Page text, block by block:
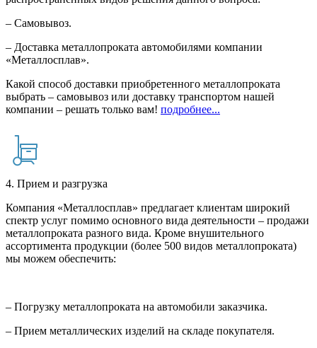
– Самовывоз.
– Доставка металлопроката автомобилями компании
«Металлосплав».
Какой способ доставки приобретенного металлопроката
выбрать – самовывоз или доставку транспортом нашей
компании – решать только вам! подробнее...
4. Прием и разгрузка
Компания «Металлосплав» предлагает клиентам широкий
спектр услуг помимо основного вида деятельности – продажи
металлопроката разного вида. Кроме внушительного
ассортимента продукции (более 500 видов металлопроката)
мы можем обеспечить:
– Погрузку металлопроката на автомобили заказчика.
– Прием металлических изделий на складе покупателя.